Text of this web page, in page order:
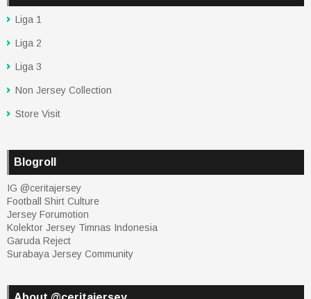
Liga 1
Liga 2
Liga 3
Non Jersey Collection
Store Visit
Blogroll
IG @ceritajersey
Football Shirt Culture
Jersey Forumotion
Kolektor Jersey Timnas Indonesia
Garuda Reject
Surabaya Jersey Community